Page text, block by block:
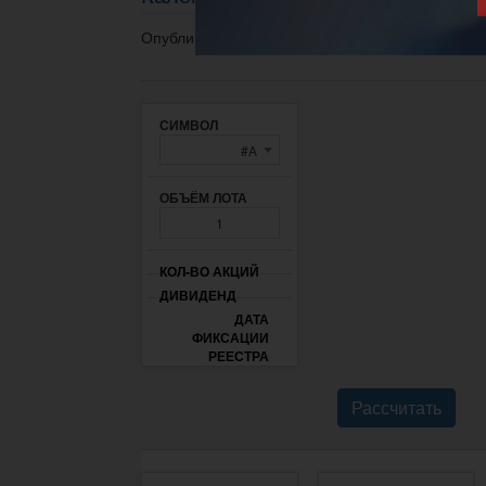
Опубликовано 28.07.2020 в 17:52.
#A
Рассчитать